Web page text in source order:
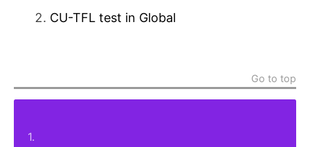
CU-TFL test in Global
Go to top
1.